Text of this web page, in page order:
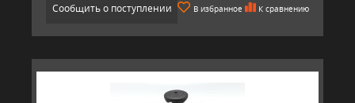
Сообщить о поступлении В избранное К сравнению